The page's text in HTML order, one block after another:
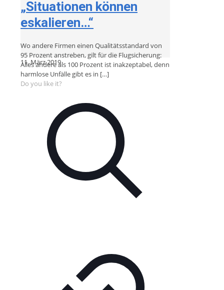
„Situationen können
eskalieren…“
Wo andere Firmen einen Qualitätsstandard von
95 Prozent anstreben, gilt für die Flugsicherung:
Alles andere als 100 Prozent ist inakzeptabel, denn
harmlose Unfälle gibt es in […]
Do you like it?
11. März 2019